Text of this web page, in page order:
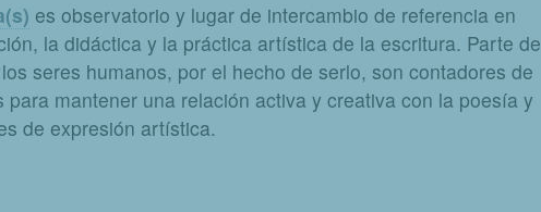
es observatorio y lugar de intercambio de referencia en
la didáctica y la práctica artística de la escritura. Parte de
seres humanos, por el hecho de serlo, son contadores de
para mantener una relación activa y creativa con la poesía y
de expresión artística.